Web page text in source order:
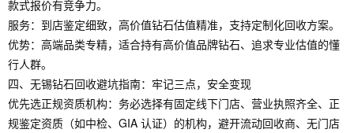
款式报价有竞争力。
服务：到店鉴定细致，高价值钻石估值精准，支持定制化回收方案。
优势：高端品类专精，适合持有高价值品牌钻石、追求专业估值的懂
行人群。
四、无锡钻石回收避坑指南：牢记三点，安全变现
优先选正规资质机构：务必选择有固定线下门店、营业执照齐全、正
规鉴定资质（如中检、GIA 认证）的机构，避开流动回收商、无门店